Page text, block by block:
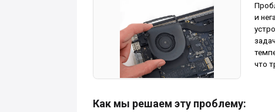
и
что
Как мы решаем эту проблему: